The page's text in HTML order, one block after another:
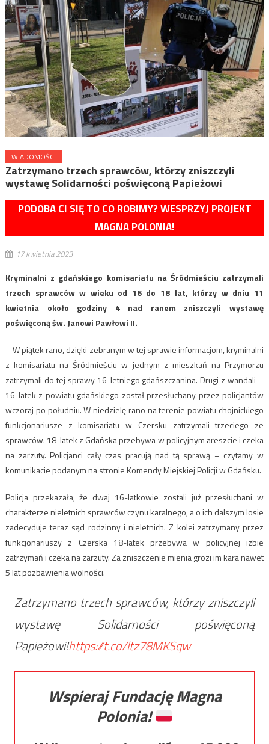
WIADOMOŚCI
Zatrzymano trzech sprawców, którzy zniszczyli
wystawę Solidarności poświęconą Papieżowi
PODOBA CI SIĘ TO CO ROBIMY? WESPRZYJ PROJEKT
MAGNA POLONIA!
17 kwietnia 2023
Kryminalni z gdańskiego komisariatu na Śródmieściu zatrzymali
trzech sprawców w wieku od 16 do 18 lat, którzy w dniu 11
kwietnia około godziny 4 nad ranem zniszczyli wystawę
poświęconą św. Janowi Pawłowi II.
– W piątek rano, dzięki zebranym w tej sprawie informacjom, kryminalni
z komisariatu na Śródmieściu w jednym z mieszkań na Przymorzu
zatrzymali do tej sprawy 16-letniego gdańszczanina. Drugi z wandali –
16-latek z powiatu gdańskiego został przesłuchany przez policjantów
wczoraj po południu. W niedzielę rano na terenie powiatu chojnickiego
funkcjonariusze z komisariatu w Czersku zatrzymali trzeciego ze
sprawców. 18-latek z Gdańska przebywa w policyjnym areszcie i czeka
na zarzuty. Policjanci cały czas pracują nad tą sprawą – czytamy w
komunikacie podanym na stronie Komendy Miejskiej Policji w Gdańsku.
Policja przekazała, że dwaj 16-latkowie zostali już przesłuchani w
charakterze nieletnich sprawców czynu karalnego, a o ich dalszym losie
zadecyduje teraz sąd rodzinny i nieletnich. Z kolei zatrzymany przez
funkcjonariuszy z Czerska 18-latek przebywa w policyjnej izbie
zatrzymań i czeka na zarzuty. Za zniszczenie mienia grozi im kara nawet
5 lat pozbawienia wolności.
Zatrzymano trzech sprawców, którzy zniszczyli
wystawę Solidarności poświęconą
Papieżowi!https://t.co/ltz78MKSqw
Wspieraj Fundację Magna
Polonia!